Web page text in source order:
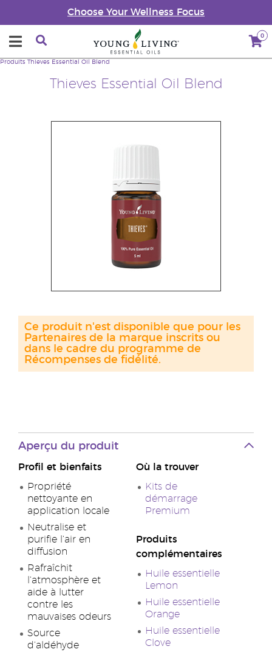
Choose Your Wellness Focus
0
Thieves Essential Oil Blend
Produits Thieves Essential Oil Blend
Ce produit n'est disponible que pour les
Partenaires de la marque inscrits ou
dans le cadre du programme de
Récompenses de fidélité.
Aperçu du produit
Profil et bienfaits
Propriété
nettoyante en
application locale
Neutralise et
purifie l’air en
diffusion
Rafraîchit
l’atmosphère et
aide à lutter
contre les
mauvaises odeurs
Source
d’aldéhyde
Où la trouver
Kits de
démarrage
Premium
Produits
complémentaires
Huile essentielle
Lemon
Huile essentielle
Orange
Huile essentielle
Clove